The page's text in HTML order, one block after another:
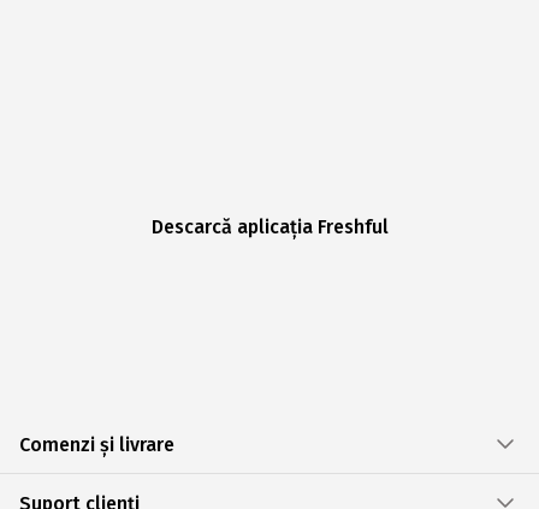
Descarcă aplicația Freshful
Comenzi și livrare
Suport clienți